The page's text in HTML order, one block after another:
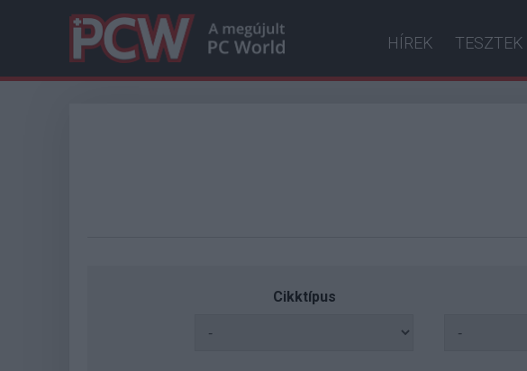
HÍREK TESZTEK
Cikktípus